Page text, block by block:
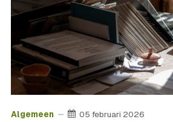
Algemeen 05 februari 2026